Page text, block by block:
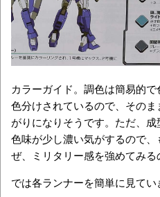
カラーガイド。調色は簡易的
色分けされているので、その
がりになりそうです。ただ、
色味が少し濃い気がするので
ぜ、ミリタリー感を強めてみる
では各ランナーを簡単に見てい